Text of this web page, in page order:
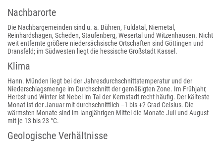
Nachbarorte
Die Nachbargemeinden sind u. a. Bühren, Fuldatal, Niemetal,
Reinhardshagen, Scheden, Staufenberg, Wesertal und Witzenhausen. Nicht
weit entfernte größere niedersächsische Ortschaften sind Göttingen und
Dransfeld; im Südwesten liegt die hessische Großstadt Kassel.
Klima
Hann. Münden liegt bei der Jahresdurchschnittstemperatur und der
Niederschlagsmenge im Durchschnitt der gemäßigten Zone. Im Frühjahr,
Herbst und Winter ist Nebel im Tal der Kernstadt recht häufig. Der kälteste
Monat ist der Januar mit durchschnittlich −1 bis +2 Grad Celsius. Die
wärmsten Monate sind im langjährigen Mittel die Monate Juli und August
mit je 13 bis 23 °C.
Geologische Verhältnisse